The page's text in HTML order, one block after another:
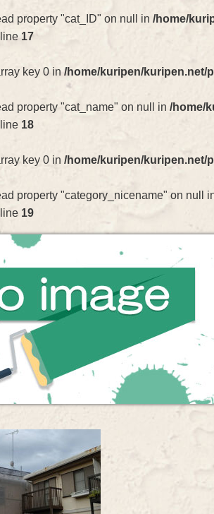
property "cat_ID" on null in/home/
17
key 0 in/home/kuripen/kuripen.net/
property "cat_name" on null in/home/
18
key 0 in/home/kuripen/kuripen.net/
property "category_nicename" on null
19